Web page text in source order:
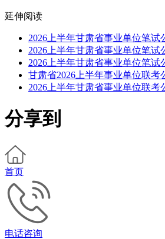
延伸阅读
2026上半年甘肃省事业单位笔试
2026上半年甘肃省事业单位笔试
2026上半年甘肃省事业单位笔试
甘肃省2026上半年事业单位联考
2026上半年甘肃省事业单位联考
分享到
首页
电话咨询